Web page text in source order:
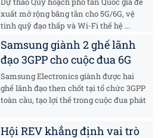
xuất mở rộng băng tần cho 5G/6G, vệ
tinh quỹ đạo thấp và Wi-Fi thế hệ ...
Samsung giành 2 ghế lãnh
đạo 3GPP cho cuộc đua 6G
Samsung Electronics giành được hai
ghế lãnh đạo then chốt tại tổ chức 3GPP
toàn cầu, tạo lợi thế trong cuộc đua phát
Hội REV khẳng định vai trò